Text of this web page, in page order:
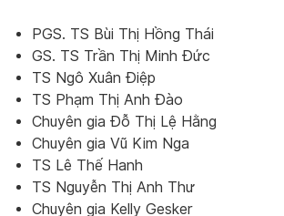
PGS. TS Bùi Thị Hồng Thái
GS. TS Trần Thị Minh Đức
TS Ngô Xuân Điệp
TS Phạm Thị Anh Đào
Chuyên gia Đỗ Thị Lệ Hằng
Chuyên gia Vũ Kim Nga
TS Lê Thế Hanh
TS Nguyễn Thị Anh Thư
Chuyên gia Kelly Gesker